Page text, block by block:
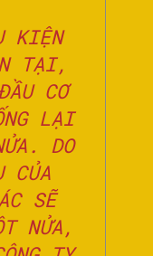
KIỆN
TẠI,
CƠ
LẠI
DO
CỦA
SẼ
NỬA,